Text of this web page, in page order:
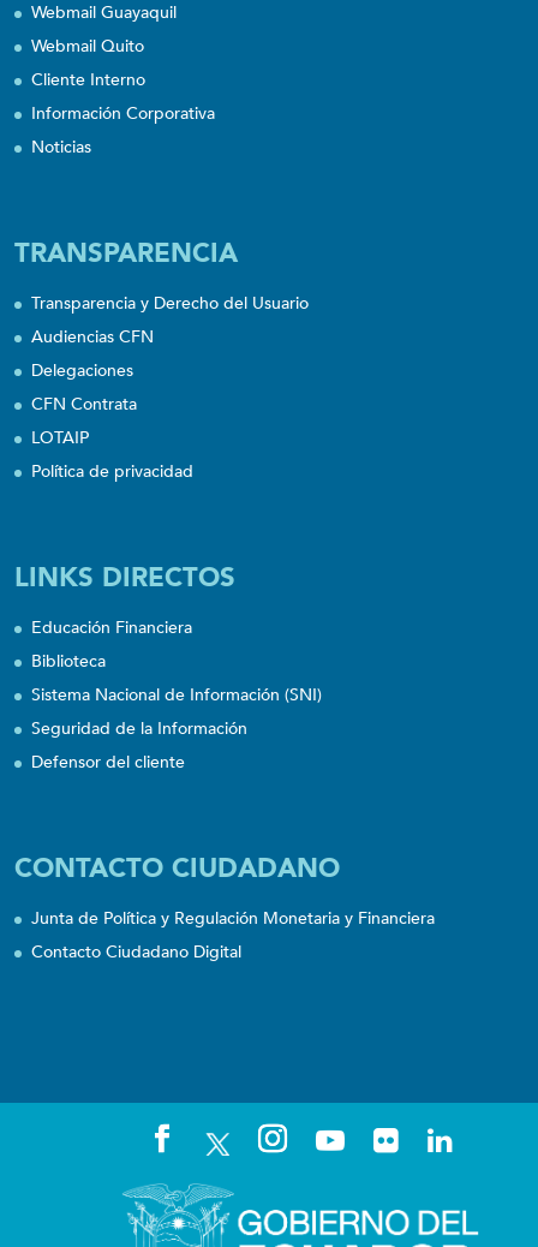
Webmail Guayaquil
Webmail Quito
Cliente Interno
Información Corporativa
Noticias
TRANSPARENCIA
Transparencia y Derecho del Usuario
Audiencias CFN
Delegaciones
CFN Contrata
LOTAIP
Política de privacidad
LINKS DIRECTOS
Educación Financiera
Biblioteca
Sistema Nacional de Información (SNI)
Seguridad de la Información
Defensor del cliente
CONTACTO CIUDADANO
Junta de Política y Regulación Monetaria y Financiera
Contacto Ciudadano Digital